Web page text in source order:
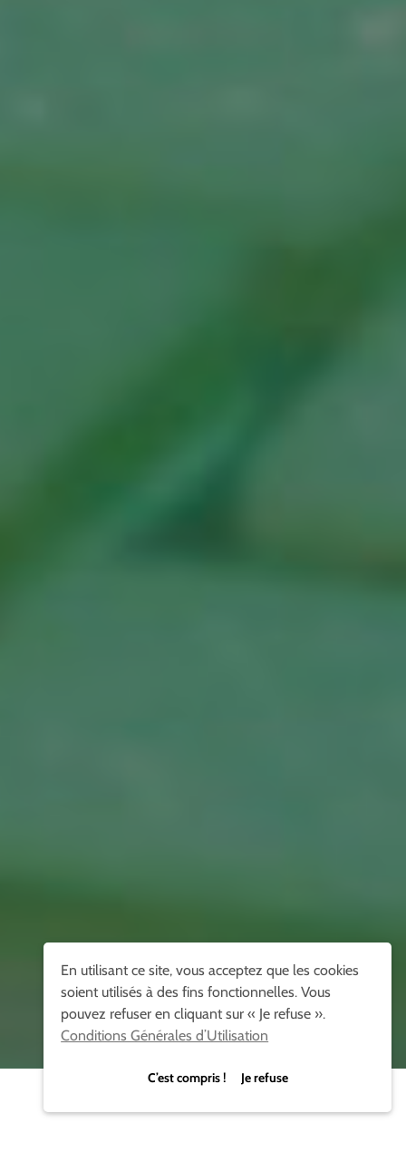
En utilisant ce site, vous acceptez que les cookies
soient utilisés à des fins fonctionnelles. Vous
pouvez refuser en cliquant sur « Je refuse ».
Conditions Générales d’Utilisation
C’est compris ! Je refuse